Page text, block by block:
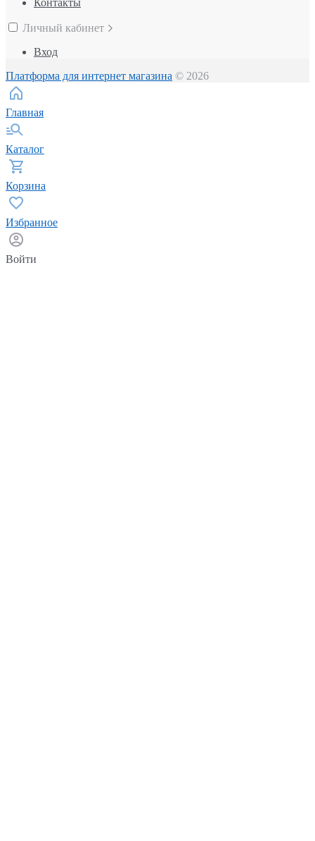
Контакты
Личный кабинет
Вход
Платформа для интернет магазина © 2026
Главная
Каталог
Корзина
Избранное
Войти